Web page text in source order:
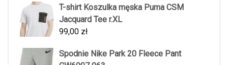
T-shirt Koszulka męska Puma CSM
Jacquard Tee r.XL
99,00 zł
Spodnie Nike Park 20 Fleece Pant